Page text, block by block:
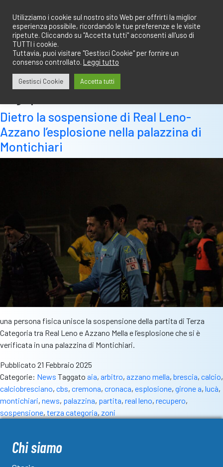
contenuto
Dietro la sospensione di Real Leno-
Azzano l’esplosione nella palazzina di
Montichiari
una persona fisica unisce la sospensione della partita di Terza
Categoria tra Real Leno e Azzano Mella e l’esplosione che si è
verificata in una palazzina di Montichiari.
Pubblicato 21 Febbraio 2025
Categorie: News Taggato aia, arbitro, azzano mella, brescia, calcio,
calciobresciano, cbs, cremona, cronaca, esplosione, girone a, lucà,
montichiari, news, palazzina, partita, real leno, recupero,
sospensione, terza categoria, zoni
Chi siamo
Utilizziamo i cookie sul nostro sito Web per offrirti la miglior
esperienza possibile, ricordando le tue preferenze e le visite
ripetute. Cliccando su "Accetta tutti" acconsenti all'uso di
TUTTI i cookie.
Tuttavia, puoi visitare "Gestisci Cookie" per fornire un
consenso controllato. Leggi tutto
Gestisci Cookie Accetta tutti